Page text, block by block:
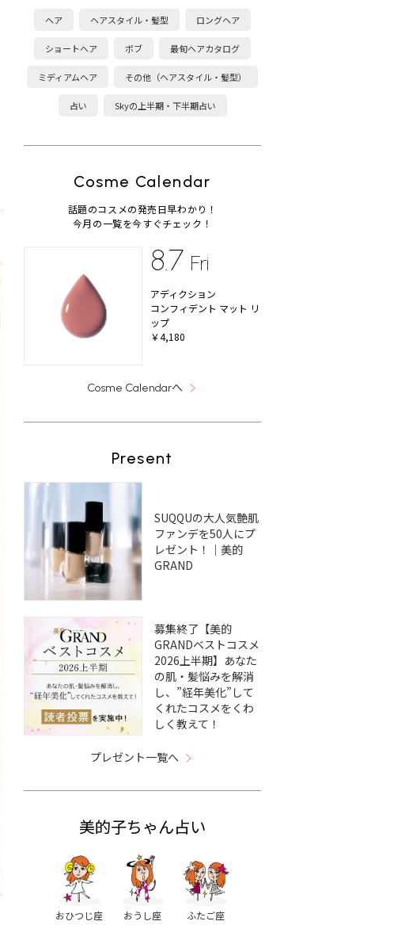
ヘア ヘアスタイル・髪型 ロングヘア
ショートヘア ボブ 最旬ヘアカタログ
ミディアムヘア その他（ヘアスタイル・髪型）
占い Skyの上半期・下半期占い
Cosme Calendar
話題のコスメの発売日早わかり！
今月の一覧を今すぐチェック！
8.7 Fri
アディクション
コンフィデント マット リ
ップ
￥4,180
Cosme Calendarへ
Present
SUQQUの大人気艶肌
ファンデを50人にプ
レゼント！｜美的
GRAND
募集終了【美的
GRANDベストコスメ
2026上半期】あなた
の肌・髪悩みを解消
し、”経年美化”して
くれたコスメをくわ
しく教えて！
プレゼント一覧へ
美的子ちゃん占い
おひつじ座 おうし座 ふたご座